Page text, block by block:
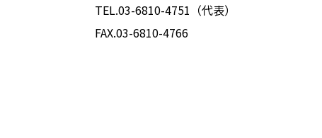
TEL.03-6810-4751（代表）
FAX.03-6810-4766